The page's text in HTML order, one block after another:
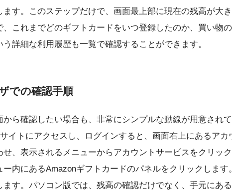
ます。このステップだけで、画面最上部に現在の残高が大
、これまでどのギフトカードをいつ登録したのか、買い物
詳細な利用履歴も一覧で確認することができます。
での確認手順
から確認したい場合も、非常にシンプルな動線が用意され
イトにアクセスし、ログインすると、画面右上にあるアカ
せ、表示されるメニューからアカウントサービスをクリック
ー内にあるAmazonギフトカードのパネルをクリックします
ます。パソコン版では、残高の確認だけでなく、手元にあ